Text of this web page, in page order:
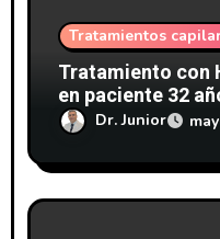
a
s
Tratamientos
Tratamiento con
en paciente 32
Dr. Junior